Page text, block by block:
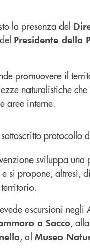
la presenza del
Presidente della
promuovere il
naturalistiche
aree interne.
sviluppa
si propone, altresì,
escursioni negli
a Sacco, alla
, al Museo